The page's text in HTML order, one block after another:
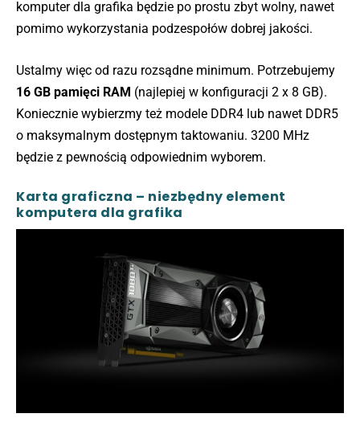
komputer dla grafika będzie po prostu zbyt wolny, nawet
pomimo wykorzystania podzespołów dobrej jakości.
Ustalmy więc od razu rozsądne minimum. Potrzebujemy
16 GB pamięci RAM (najlepiej w konfiguracji 2 x 8 GB).
Koniecznie wybierzmy też modele DDR4 lub nawet DDR5
o maksymalnym dostępnym taktowaniu. 3200 MHz
będzie z pewnością odpowiednim wyborem.
Karta graficzna – niezbędny element
komputera dla grafika